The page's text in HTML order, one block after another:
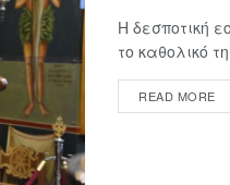
Η δεσποτική
το καθολικό
READ MORE